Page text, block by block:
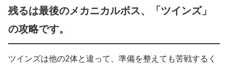
残るは最後のメカニカルボス、「ツインズ」
の攻略です。
ツインズは他の2体と違って、準備を整えても苦戦するく